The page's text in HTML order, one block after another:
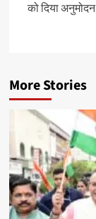
को दिया
More Stories